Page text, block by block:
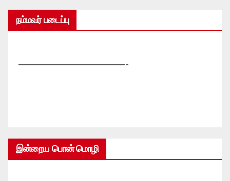
நம்மவர் படைப்பு
—————————————-
இன்றைய பொன் மொழி